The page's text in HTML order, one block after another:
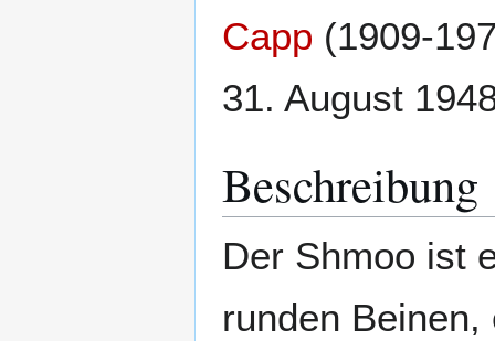
Capp (1909-
31. August
Beschreibung
Der Shmoo ist
runden